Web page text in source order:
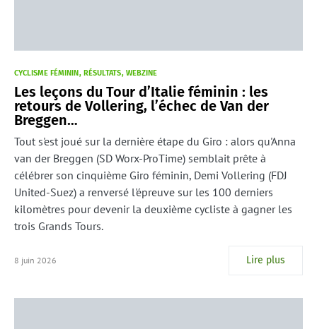
CYCLISME FÉMININ RÉSULTATS WEBZINE
Les leçons du Tour d’Italie féminin : les
retours de Vollering, l’échec de Van der
Breggen…
Tout s'est joué sur la dernière étape du Giro : alors qu'Anna
van der Breggen (SD Worx-ProTime) semblait prête à
célébrer son cinquième Giro féminin, Demi Vollering (FDJ
United-Suez) a renversé l'épreuve sur les 100 derniers
kilomètres pour devenir la deuxième cycliste à gagner les
trois Grands Tours.
8 juin 2026 Lire plus